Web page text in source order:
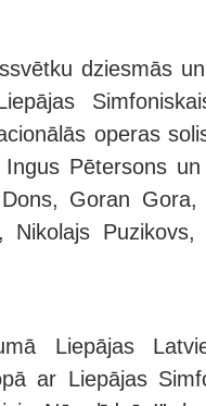
dziesmās
operas
Pētersons
Goran
Nikolajs
Liepājas
ar Liepājas